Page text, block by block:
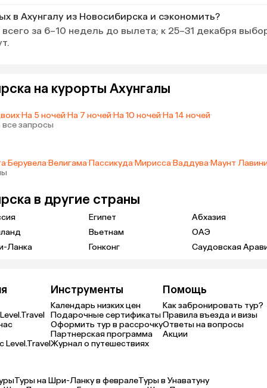
и
помогу,
и
то
в Ахунгалу из Новосибирска и сэкономить?
за 6–10 недель до вылета; к 25–31 декабря
на курорты Ахунгалы
·На 5 ночей·На 7 ночей·На 10 ночей·На 14 ночей·
все запросы
·Берувела·Велигама·Пассикуда·Мирисса·Ваддува·Маунт
в другие страны
Египет
Абхазия
Вьетнам
ОАЭ
Ланка Гонконг Саудовская
Level.Travel
Инструменты
Календарь низких цен
Подарочные сертификаты
Оформить тур в рассрочку
Партнерская программа
Журнал о путешествиях
Помощь
Как забронировать тур?
Правила въезда и визы
Ответы на вопросы
Акции
Туры на Шри-Ланку в февралеТуры в Унаватуну